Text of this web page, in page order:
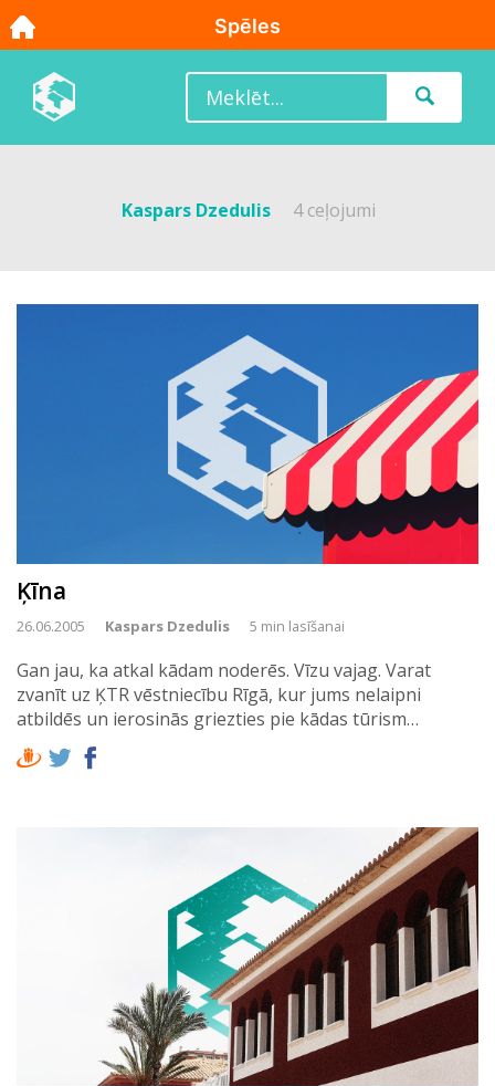
Kaspars Dzedulis 4 ceļojumi
Ķīna
26.06.2005 Kaspars Dzedulis 5 min lasīšanai
Gan jau, ka atkal kādam noderēs. Vīzu vajag. Varat
zvanīt uz ĶTR vēstniecību Rīgā, kur jums nelaipni
atbildēs un ierosinās griezties pie kādas tūrism…